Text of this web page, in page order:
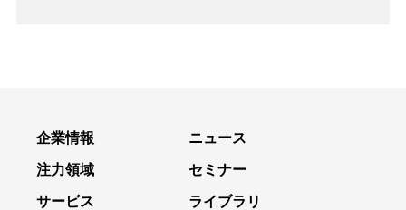
企業情報
注力領域
サービス
ニュース
セミナー
ライブラリ